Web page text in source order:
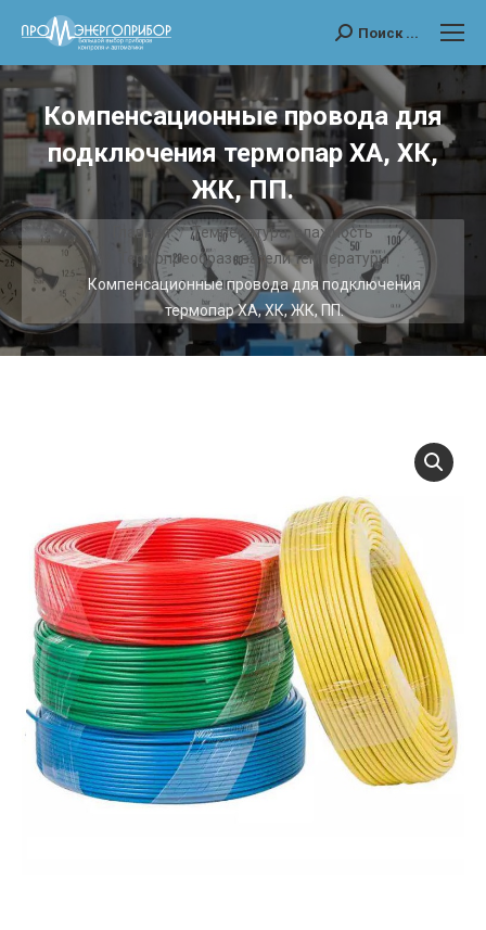
Поиск:
Поиск ...
Компенсационные провода для
подключения термопар ХА, ХК,
ЖК, ПП.
Главная
Температура, влажность
Термопреобразователи температуры
Компенсационные провода для подключения
термопар ХА, ХК, ЖК, ПП.